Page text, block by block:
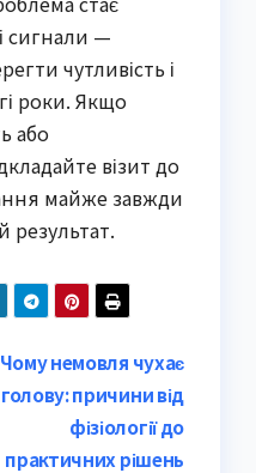
сигнали —
чутливість і
роки. Якщо
або
візит до
майже завжди
Чому немовля чухає
голову: причини від
фізіології до
практичних рішень